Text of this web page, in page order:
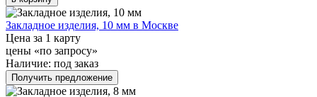
Закладное изделия, 10 мм в Москве
Цена за 1 карту
цены «по запросу»
Наличие: под заказ
Получить предложение